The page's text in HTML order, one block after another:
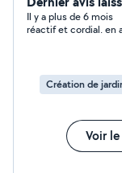
Il y a plus de 6 mois
réactif et cordial. en
Création de
Voir